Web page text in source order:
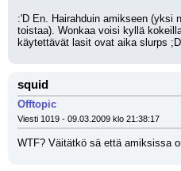
:'D En. Hairahduin amikseen (yksi
toistaa). Wonkaa voisi kyllä
käytettävät lasit ovat aika slurps ;D
squid
Offtopic
Viesti 1019 - 09.03.2009 klo 21:38:17
WTF? Väitätkö sä että amiksissa